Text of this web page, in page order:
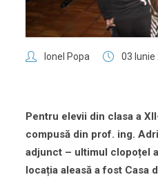
Ionel Popa 03 Iunie
Pentru elevii din clasa a
compusă din prof. ing.
adjunct – ultimul clopoțel
locația aleasă a fost Casa